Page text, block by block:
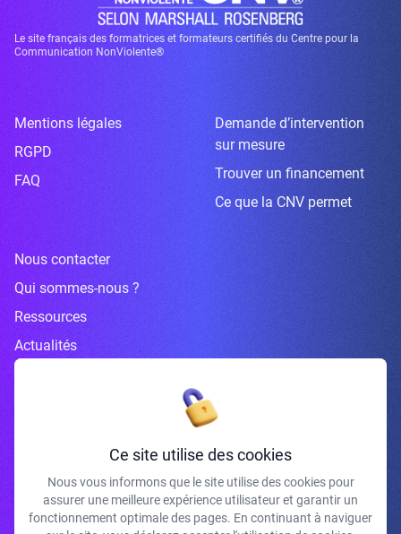
Le site français des formatrices et formateurs certifiés du Centre pour la
Communication NonViolente®
Mentions légales
RGPD
FAQ
Demande d’intervention
sur mesure
Trouver un financement
Ce que la CNV permet
Nous contacter
Qui sommes-nous ?
Ressources
Actualités
Inscrivez-vous à la newsletter
J'accepte de recevoir vos e-mails et confirme avoir pris connaissance de
votre politique de confidentialité et mentions légales.
Ce site utilise des cookies
Nous vous informons que le site utilise des cookies pour
assurer une meilleure expérience utilisateur et garantir un
fonctionnement optimale des pages. En continuant à naviguer